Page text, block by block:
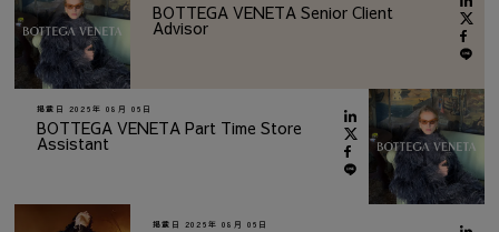
BOTTEGA VENETA Senior Client
Advisor
掲載日 2026年 08月 06日
BOTTEGA VENETA Part Time Store
Assistant
掲載日 2026年 08月 06日